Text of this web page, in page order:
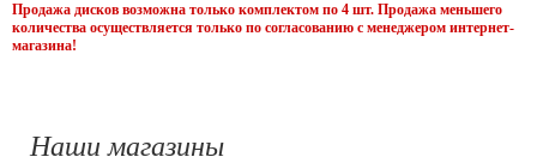
Продажа дисков возможна только комплектом по 4 шт. Продажа меньшего
количества осуществляется только по согласованию с менеджером интернет-
магазина!
Наши магазины